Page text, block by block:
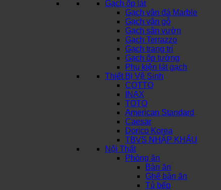
Gạch ốp lát
Gạch vân đá Marble
Gạch vân gỗ
Gạch sân vườn
Gạch Terrazzo
Gạch trang trí
Gạch ốp tường
Phụ kiện lát gạch
Thiết Bị Vệ Sinh
COTTO
INAX
TOTO
American Standard
Caesar
Dorico Korea
TBVS NHẬP KHẨU
Nội Thất
Phòng ăn
Bàn ăn
Ghế bàn ăn
Tủ bếp